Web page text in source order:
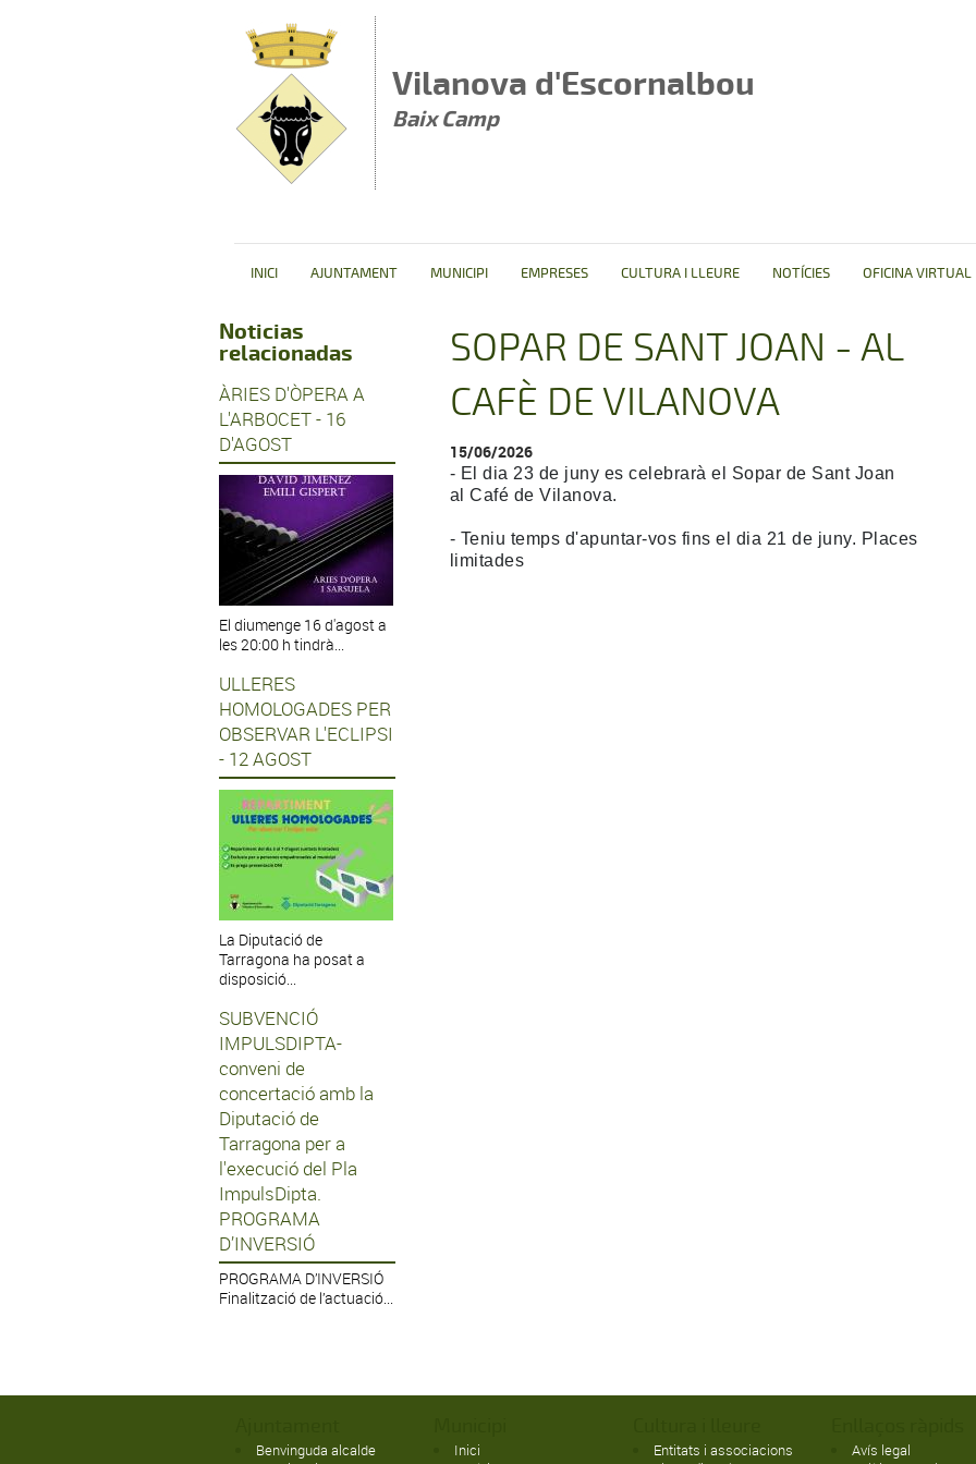
Vilanova d'Escornalbou
Baix Camp
INICI AJUNTAMENT MUNICIPI EMPRESES CULTURA I LLEURE NOTÍCIES OFICINA VIRTUAL
Noticias
relacionadas
ÀRIES D'ÒPERA A
L'ARBOCET - 16
D'AGOST
El diumenge 16 d'agost a
les 20:00 h tindrà...
ULLERES
HOMOLOGADES PER
OBSERVAR L'ECLIPSI
- 12 AGOST
La Diputació de
Tarragona ha posat a
disposició...
SUBVENCIÓ
IMPULSDIPTA-
conveni de
concertació amb la
Diputació de
Tarragona per a
l'execució del Pla
ImpulsDipta.
PROGRAMA
D’INVERSIÓ
PROGRAMA D’INVERSIÓ
Finalització de l’actuació...
SOPAR DE SANT JOAN - AL
CAFÈ DE VILANOVA
15/06/2026
- El dia 23 de juny es celebrarà el Sopar de Sant Joan
al Café de Vilanova.
- Teniu temps d'apuntar-vos fins el dia 21 de juny. Places
limitades
Benvinguda alcalde
Inici
Entitats i associacions
Avís legal